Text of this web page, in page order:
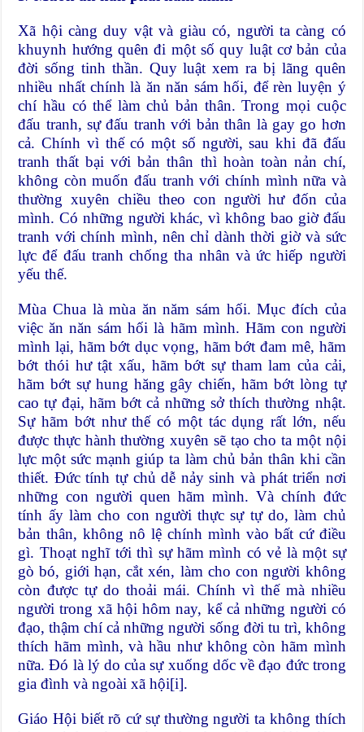
Xã hội càng duy vật và giàu có, người ta càng có
khuynh hướng quên đi một số quy luật cơ bản của
đời sống tinh thần. Quy luật xem ra bị lãng quên
nhiều nhất chính là ăn năn sám hối, để rèn luyện ý
chí hầu có thể làm chủ bản thân. Trong mọi cuộc
đấu tranh, sự đấu tranh với bản thân là gay go hơn
cả. Chính vì thế có một số người, sau khi đã đấu
tranh thất bại với bản thân thì hoàn toàn nản chí,
không còn muốn đấu tranh với chính mình nữa và
thường xuyên chiều theo con người hư đốn của
mình. Có những người khác, vì không bao giờ đấu
tranh với chính mình, nên chỉ dành thời giờ và sức
lực để đấu tranh chống tha nhân và ức hiếp người
yếu thế.
Mùa Chua là mùa ăn năm sám hối. Mục đích của
việc ăn năn sám hối là hãm mình. Hãm con người
mình lại, hãm bớt dục vọng, hãm bớt đam mê, hãm
bớt thói hư tật xấu, hãm bớt sự tham lam của cải,
hãm bớt sự hung hăng gây chiến, hãm bớt lòng tự
cao tự đại, hãm bớt cả những sở thích thường nhật.
Sự hãm bớt như thế có một tác dụng rất lớn, nếu
được thực hành thường xuyên sẽ tạo cho ta một nội
lực một sức mạnh giúp ta làm chủ bản thân khi cần
thiết. Ðức tính tự chủ dễ nảy sinh và phát triển nơi
những con người quen hãm mình. Và chính đức
tính ấy làm cho con người thực sự tự do, làm chủ
bản thân, không nô lệ chính mình vào bất cứ điều
gì. Thoạt nghĩ tới thì sự hãm mình có vẻ là một sự
gò bó, giới hạn, cắt xén, làm cho con người không
còn được tự do thoải mái. Chính vì thế mà nhiều
người trong xã hội hôm nay, kể cả những người có
đạo, thậm chí cả những người sống đời tu trì, không
thích hãm mình, và hầu như không còn hãm mình
nữa. Ðó là lý do của sự xuống dốc về đạo đức trong
gia đình và ngoài xã hội[i].
Giáo Hội biết rõ cứ sự thường người ta không thích